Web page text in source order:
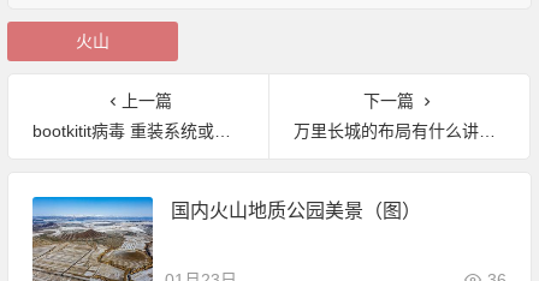
火山
上一篇
bootkitit病毒 重装系统或换硬盘都不行
下一篇
万里长城的布局有什么讲究？
国内火山地质公园美景（图）